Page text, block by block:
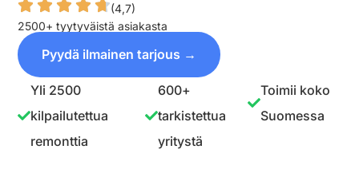
(4,7)
2500+ tyytyväistä asiakasta
Pyydä ilmainen tarjous →
Yli 2500
kilpailutettua
remonttia
600+
tarkistettua
yritystä
Toimii koko
Suomessa